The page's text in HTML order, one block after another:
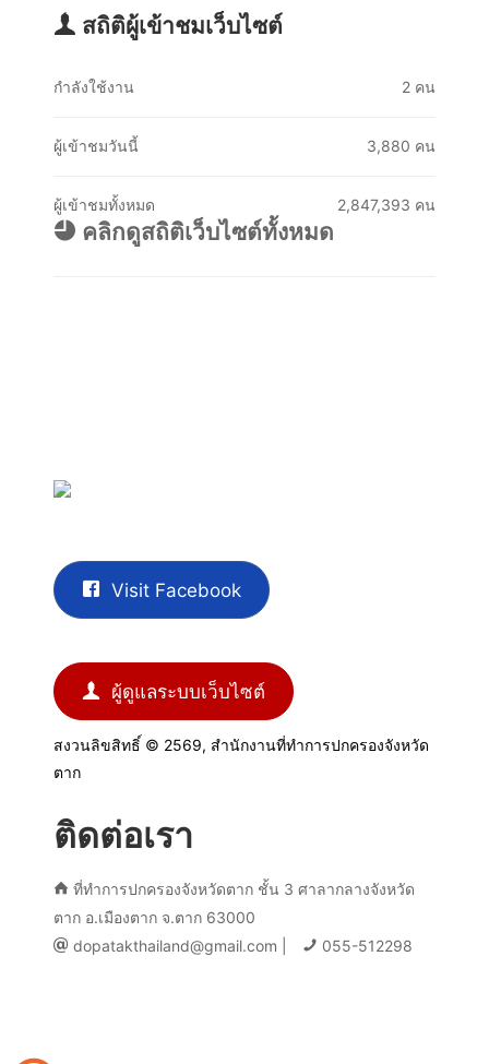
สถิติผู้เข้าชมเว็บไซต์
กำลังใช้งาน 2 คน
ผู้เข้าชมวันนี้ 3,880 คน
ผู้เข้าชมทั้งหมด 2,847,393 คน
คลิกดูสถิติเว็บไซต์ทั้งหมด
Visit Facebook
ผู้ดูแลระบบเว็บไซต์
สงวนลิขสิทธิ์ © 2569, สำนักงานที่ทำการปกครองจังหวัด
ตาก
ติดต่อเรา
ที่ทำการปกครองจังหวัดตาก ชั้น 3 ศาลากลางจังหวัด
ตาก อ.เมืองตาก จ.ตาก 63000
dopatakthailand@gmail.com |
055-512298